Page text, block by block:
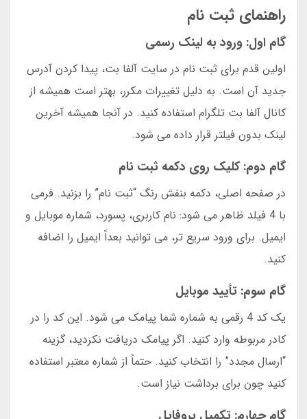
راهنمای ثبت نام
گام اول: ورود به لینک رسمی
اولین قدم برای ثبت نام در سایت آلفا بت، پیدا کردن آدرس
جدید آن است. به دلیل تغییرات مکرر، بهتر است همیشه از
کانال آلفا بت تلگرام استفاده کنید. در آنجا همیشه آخرین
لینک بدون فیلتر قرار داده می شود.
گام دوم: کلیک روی دکمه ثبت نام
در صفحه اصلی، دکمه بنفش رنگ “ثبت نام” را بزنید. فرمی
با 4 فیلد ظاهر می شود: نام کاربری، پسورد، شماره موبایل و
ایمیل. برای ورود سریع تر، می توانید بعداً ایمیل را اضافه
کنید.
گام سوم: تأیید موبایل
یک کد 4 رقمی به شماره شما پیامک می شود. این کد را در
کادر مربوطه وارد کنید. اگر پیامک دریافت نکردید، گزینه
“ارسال مجدد” را انتخاب کنید. حتماً از شماره معتبر استفاده
کنید چون برای برداشت نیاز است.